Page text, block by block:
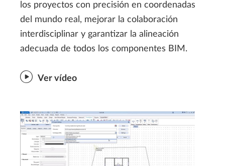
los proyectos con precisión en coordenadas
del mundo real, mejorar la colaboración
interdisciplinar y garantizar la alineación
adecuada de todos los componentes BIM.
Ver vídeo